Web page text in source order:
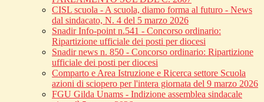
CISL scuola - A scuola, diamo forma al futuro - News
dal sindacato, N. 4 del 5 marzo 2026
Snadir Info-point n.541 - Concorso ordinario:
Ripartizione ufficiale dei posti per diocesi
Snadir news n. 850 - Concorso ordinario: Ripartizione
ufficiale dei posti per diocesi
Comparto e Area Istruzione e Ricerca settore Scuola
azioni di sciopero per l'intera giornata del 9 marzo 2026
FGU Gilda Unams - Indizione assemblea sindacale